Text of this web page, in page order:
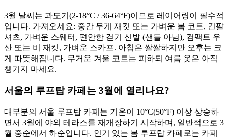
3월 날씨는 과도기(2-18°C / 36-64°F)이므로 레이어링이 필수적
입니다. 가져오세요: 중간 무게 재킷 또는 가벼운 봄 코트, 긴팔
셔츠, 가벼운 스웨터, 편안한 걷기 신발 (샌들 아님), 컴팩트 우
산 또는 비 재킷, 가벼운 스카프. 아침은 쌀쌀하지만 오후는 크
게 따뜻해집니다. 무거운 겨울 코트는 피하되 여름 옷은 아직
챙기지 마세요.
서울의 루프탑 카페는 3월에 열리나요?
대부분의 서울 루프탑 카페는 기온이 10°C(50°F) 이상 상승하
면서 3월에 야외 테라스를 재개장하기 시작하며, 일반적으로 3
월 중순에서 하순입니다. 인기 있는 봄 루프탑 카페로는 카페